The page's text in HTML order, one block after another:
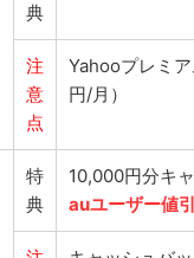
典
注
意
点
Yahooプレミ
円/月）
特
典
10,000円分キ
auユーザー値